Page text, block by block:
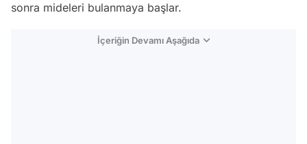
sonra mideleri bulanmaya başlar.
İçeriğin Devamı Aşağıda